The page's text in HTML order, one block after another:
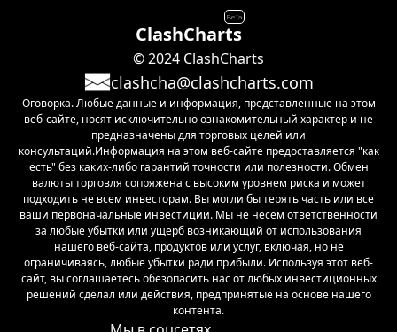
ClashCharts
Beta
© 2024 ClashCharts
clashcha@clashcharts.com
Оговорка. Любые данные и информация, представленные на этом
веб-сайте, носят исключительно ознакомительный характер и не
предназначены для торговых целей или
консультаций.Информация на этом веб-сайте предоставляется "как
есть" без каких-либо гарантий точности или полезности. Обмен
валюты торговля сопряжена с высоким уровнем риска и может
подходить не всем инвесторам. Вы могли бы терять часть или все
ваши первоначальные инвестиции. Мы не несем ответственности
за любые убытки или ущерб возникающий от использования
нашего веб-сайта, продуктов или услуг, включая, но не
ограничиваясь, любые убытки ради прибыли. Используя этот веб-
сайт, вы соглашаетесь обезопасить нас от любых инвестиционных
решений сделал или действия, предпринятые на основе нашего
контента.